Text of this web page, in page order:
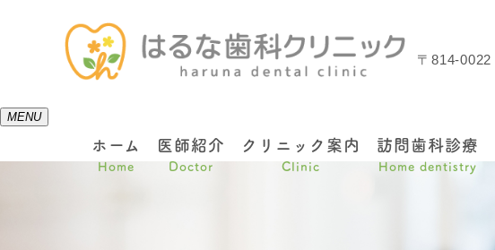
〒814-0022
MENU
ホーム
Home
医師紹介
Doctor
クリニック案内
Clinic
訪問歯科診療
Home dentistry